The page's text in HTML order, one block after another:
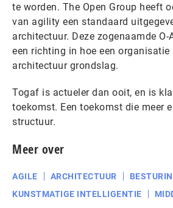
te worden. The Open Group heeft
van agility een standaard
architectuur. Deze zogenaamde
een richting in hoe een organisatie
architectuur grondslag.
Togaf is actueler dan ooit, en is
toekomst. Een toekomst die meer
structuur.
Meer over
AGILE ARCHITECTUUR
KUNSTMATIGE INTELLIGENTIE